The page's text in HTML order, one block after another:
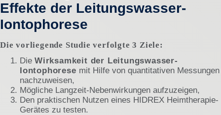
Effekte der Leitungswasser-
Iontophorese
Die vorliegende Studie verfolgte 3 Ziele:
Die Wirksamkeit der Leitungswasser-
Iontophorese mit Hilfe von quantitativen Messungen
nachzuweisen,
Mögliche Langzeit-Nebenwirkungen aufzuzeigen,
Den praktischen Nutzen eines HIDREX Heimtherapie-
Gerätes zu testen.